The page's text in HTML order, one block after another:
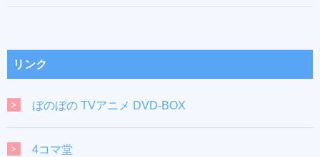
リンク
ぼのぼの TVアニメ DVD-BOX
4コマ堂